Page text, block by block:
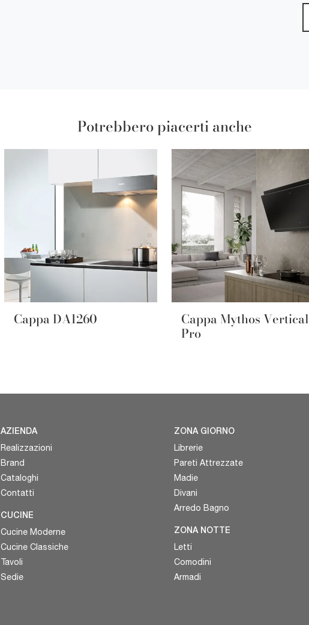
Potrebbero piacerti anche
Cappa DA1260 Cappa Mythos Vertical
Pro
AZIENDA
Realizzazioni
Brand
Cataloghi
Contatti
CUCINE
Cucine Moderne
Cucine Classiche
Tavoli
Sedie
ZONA GIORNO
Librerie
Pareti Attrezzate
Madie
Divani
Arredo Bagno
ZONA NOTTE
Letti
Comodini
Armadi